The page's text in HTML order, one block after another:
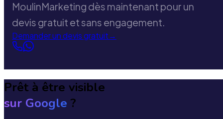
MoulinMarketing dès maintenant pour un
devis gratuit et sans engagement.
Demander un devis gratuit→
Prêt à être visible
sur Google ?